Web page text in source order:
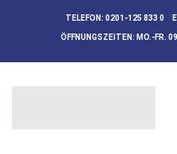
TELEFON: 0201-125 833 0
ÖFFNUNGSZEITEN: MO.-FR.